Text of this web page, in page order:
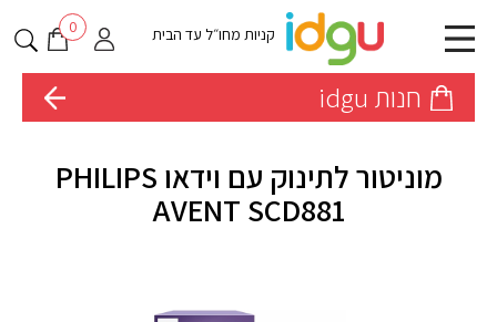
קניות מחו״ל עד הבית 0
חנות idgu
מוניטור לתינוק עם וידאו PHILIPS
AVENT SCD881